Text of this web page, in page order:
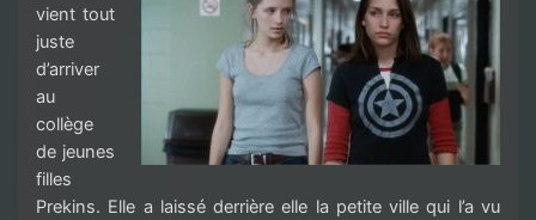
vient tout
juste
d’arriver
au
collège
de jeunes
filles
Prekins. Elle a laissé derrière elle la petite ville qui l’a vu